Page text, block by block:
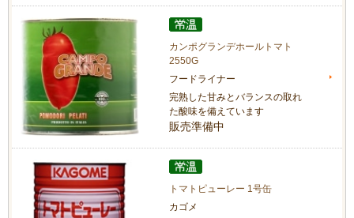
カンポグランデホールトマト
2550G
フードライナー
完熟した甘みとバランスの取れ
た酸味を備えています
販売準備中
トマトピューレー 1号缶
カゴメ